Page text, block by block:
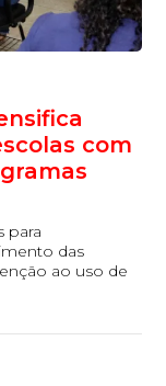
com
para
das
ao uso de